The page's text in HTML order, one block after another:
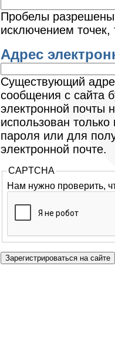
Пробелы
исключением точек,
Адрес
Существующий
сообщения с сайта
электронной почты
использован
пароля или для
электронной почте.
CAPTCHA
Нам нужно проверить,